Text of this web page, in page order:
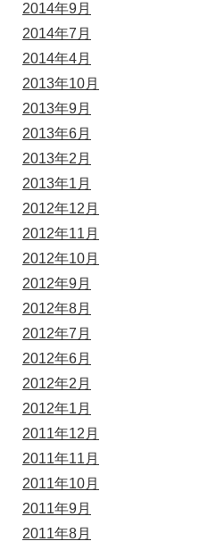
2014年9月
2014年7月
2014年4月
2013年10月
2013年9月
2013年6月
2013年2月
2013年1月
2012年12月
2012年11月
2012年10月
2012年9月
2012年8月
2012年7月
2012年6月
2012年2月
2012年1月
2011年12月
2011年11月
2011年10月
2011年9月
2011年8月